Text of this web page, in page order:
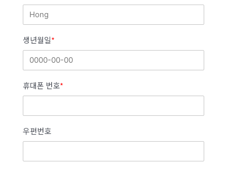
생년월일*
휴대폰 번호*
우편번호